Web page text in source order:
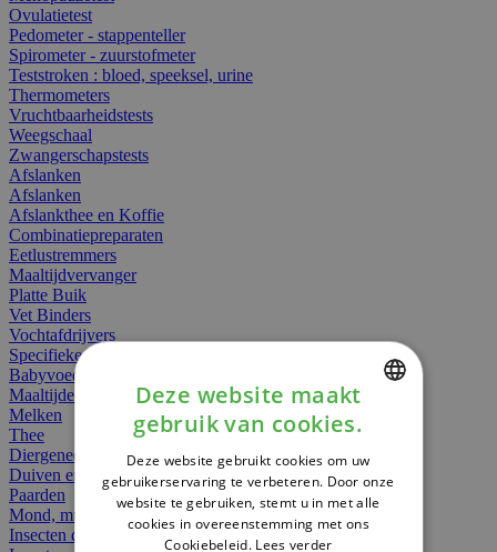
Ovulatietest
Pedometer - stappenteller
Spirometer - zuurstofmeter
Teststroken : bloed, speeksel, urine
Thermometers
Vruchtbaarheidstests
Weegschaal
Zwangerschapstests
Afslanken
Afslanken
Afslankthee en Koffie
Combinatiepreparaten
Eetlustremmers
Maaltijdvervanger
Platte Buik
Vet Binders
Vochtafdrijvers
Specifieke Voeding
Babyvoeding
Maaltijden
Melken
Thee
Diergeneesmiddelen
Duiven en vogels
Paarden
Mond, muil of snavel
Insecten dieren
DUTCH
FRENCH
ENGLISH
Deze website maakt
gebruik van cookies.
Deze website gebruikt cookies om uw
gebruikerservaring te verbeteren. Door onze
website te gebruiken, stemt u in met alle
cookies in overeenstemming met ons
Cookiebeleid. Lees verder